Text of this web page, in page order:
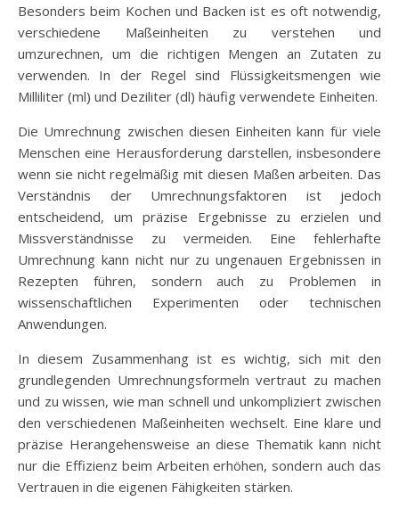
Besonders beim Kochen und Backen ist es oft notwendig,
verschiedene Maßeinheiten zu verstehen und
umzurechnen, um die richtigen Mengen an Zutaten zu
verwenden. In der Regel sind Flüssigkeitsmengen wie
Milliliter (ml) und Deziliter (dl) häufig verwendete Einheiten.
Die Umrechnung zwischen diesen Einheiten kann für viele
Menschen eine Herausforderung darstellen, insbesondere
wenn sie nicht regelmäßig mit diesen Maßen arbeiten. Das
Verständnis der Umrechnungsfaktoren ist jedoch
entscheidend, um präzise Ergebnisse zu erzielen und
Missverständnisse zu vermeiden. Eine fehlerhafte
Umrechnung kann nicht nur zu ungenauen Ergebnissen in
Rezepten führen, sondern auch zu Problemen in
wissenschaftlichen Experimenten oder technischen
Anwendungen.
In diesem Zusammenhang ist es wichtig, sich mit den
grundlegenden Umrechnungsformeln vertraut zu machen
und zu wissen, wie man schnell und unkompliziert zwischen
den verschiedenen Maßeinheiten wechselt. Eine klare und
präzise Herangehensweise an diese Thematik kann nicht
nur die Effizienz beim Arbeiten erhöhen, sondern auch das
Vertrauen in die eigenen Fähigkeiten stärken.